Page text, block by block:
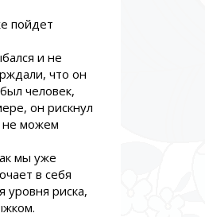
пойдет
и не
что он
человек,
он рискнул
не можем
мы уже
в себя
уровня риска,